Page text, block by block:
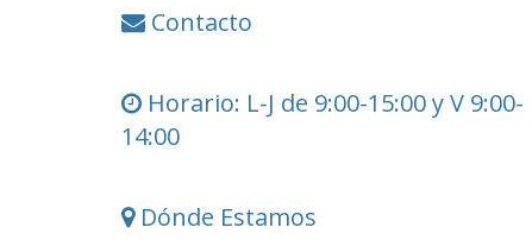
Contacto
Horario: L-J de 9:00-15:00 y V 9:00-
14:00
Dónde Estamos